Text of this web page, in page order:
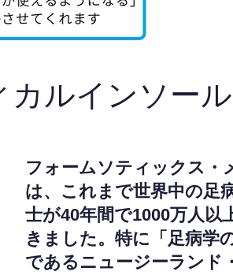
カルインソール
フォームソティックス・
は、これまで世界中の足
士が40年間で1000万人以
きました。特に「足病学
であるニュージーランド